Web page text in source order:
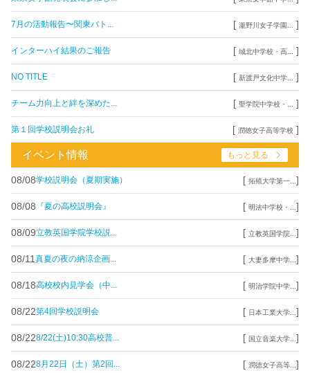
7月の活動報告〜関東バト... [ 瀧野川女子学園... ]
インターハイ結果のご報告 [ 城北中学校・高... ]
NO TITLE [ 新渡戸文化中学... ]
チーム力向上と絆を深めた... [ 聖学院中学校・... ]
第１回学校説明会お礼 [ 潤徳女子高等学校 ]
イベント情報 もっと見る
08/08学校説明会（夏期実施） [ 拓殖大学第一... ]
08/08 『夏の高校説明会』 [ 明法中学校・... ]
08/09立教英国学院学校説... [ 立教英国学院... ]
08/11 真夏の夜の納涼企画... [ 大妻多摩中学... ]
08/18高校校内見学会（中... [ 明治学院中学... ]
08/22第4回学校説明会 [ 日本工業大学... ]
08/228/22(土)10:30高校普... [ 国立音楽大学... ]
08/228月22日（土）第2回... [ 潤徳女子高等... ]